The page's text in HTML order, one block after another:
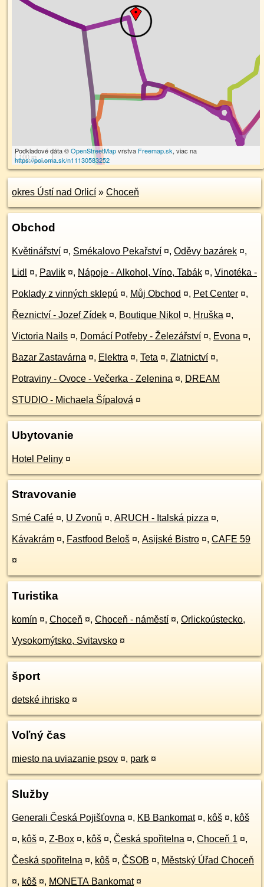
100 m
Podkladové dáta ©OpenStreetMapvrstva Freemap.sk, viac na
https://poi.oma.sk/n11130583252
okres Ústí nad Orlicí » Choceň
Obchod
Květinářství ¤, Smékalovo Pekařství ¤, Oděvy bazárek ¤,
Lidl ¤, Pavlik ¤, Nápoje - Alkohol, Víno, Tabák ¤, Vinotéka -
Poklady z vinných sklepú ¤, Můj Obchod ¤, Pet Center ¤,
Řeznictví - Jozef Zídek ¤, Boutique Nikol ¤, Hruška ¤,
Victoria Nails ¤, Domácí Potřeby - Železářství ¤, Evona ¤,
Bazar Zastavárna ¤, Elektra ¤, Teta ¤, Zlatnictví ¤,
Potraviny - Ovoce - Večerka - Zelenina ¤, DREAM
STUDIO - Michaela Šípalová ¤
Ubytovanie
Hotel Peliny ¤
Stravovanie
Smé Café ¤, U Zvonů ¤, ARUCH - Italská pizza ¤,
Kávakrám ¤, Fastfood Beloš ¤, Asijské Bistro ¤, CAFE 59
¤
Turistika
komín ¤, Choceň ¤, Choceň - náměstí ¤, Orlickoústecko,
Vysokomýtsko, Svitavsko ¤
šport
detské ihrisko ¤
Voľný čas
miesto na uviazanie psov ¤, park ¤
Služby
Generali Česká Pojišťovna ¤, KB Bankomat ¤, kôš ¤, kôš
¤, kôš ¤, Z-Box ¤, kôš ¤, Česká spořitelna ¤, Choceň 1 ¤,
Česká spořitelna ¤, kôš ¤, ČSOB ¤, Městský Úřad Choceň
¤, kôš ¤, MONETA Bankomat ¤